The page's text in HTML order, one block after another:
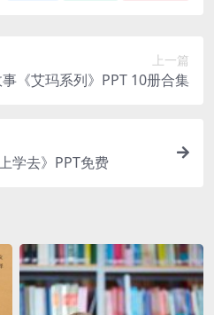
上一篇
《艾玛系列》PPT 10册合集
学去》PPT免费